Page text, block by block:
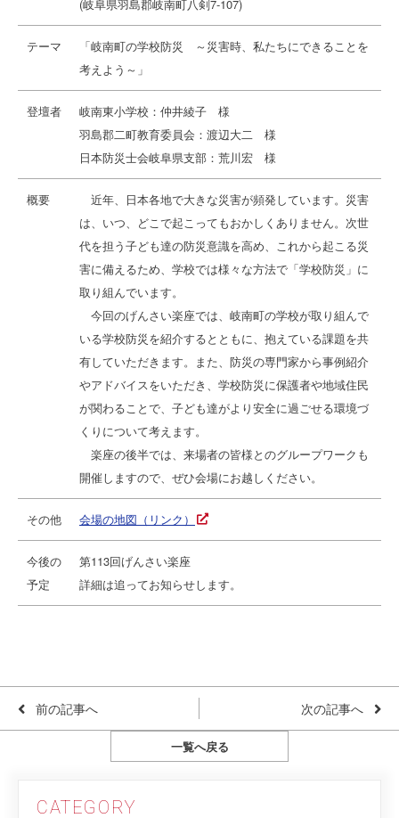
(岐阜県羽島郡岐南町八剣7-107)
テーマ
「岐南町の学校防災 ～災害時、私たちにできることを
考えよう～」
登壇者
岐南東小学校：仲井綾子 様
羽島郡二町教育委員会：渡辺大二 様
日本防災士会岐阜県支部：荒川宏 様
概要
近年、日本各地で大きな災害が頻発しています。災害
は、いつ、どこで起こってもおかしくありません。次世
代を担う子ども達の防災意識を高め、これから起こる災
害に備えるため、学校では様々な方法で「学校防災」に
取り組んでいます。
今回のげんさい楽座では、岐南町の学校が取り組んで
いる学校防災を紹介するとともに、抱えている課題を共
有していただきます。また、防災の専門家から事例紹介
やアドバイスをいただき、学校防災に保護者や地域住民
が関わることで、子ども達がより安全に過ごせる環境づ
くりについて考えます。
楽座の後半では、来場者の皆様とのグループワークも
開催しますので、ぜひ会場にお越しください。
その他 会場の地図（リンク）
今後の
予定
第113回げんさい楽座
詳細は追ってお知らせします。
前の記事へ 次の記事へ
一覧へ戻る
CATEGORY